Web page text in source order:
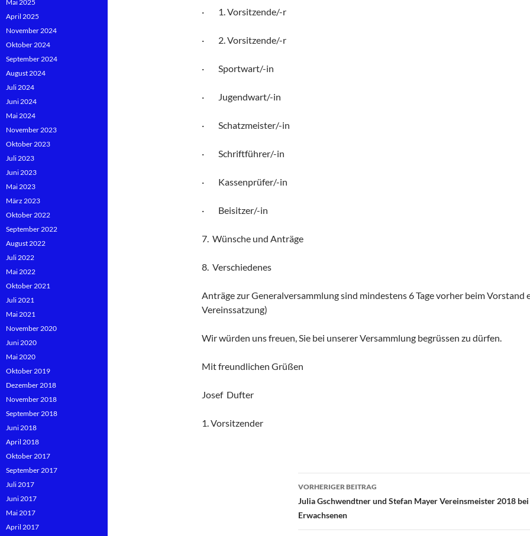
· 1. Vorsitzende/-r
· 2. Vorsitzende/-r
· Sportwart/-in
· Jugendwart/-in
· Schatzmeister/-in
· Schriftführer/-in
· Kassenprüfer/-in
· Beisitzer/-in
7. Wünsche und Anträge
8. Verschiedenes
Anträge zur Generalversammlung sind mindestens 6 Tage vorher beim Vorstand
Vereinssatzung)
Wir würden uns freuen, Sie bei unserer Versammlung begrüssen zu dürfen.
Mit freundlichen Grüßen
Josef Dufter
1. Vorsitzender
Beitragsnavigation
VORHERIGER BEITRAG
Julia Gschwendtner und Stefan Mayer Vereinsmeister 2018
Erwachsenen
Mai 2025
April 2025
November 2024
Oktober 2024
September 2024
August 2024
Juli 2024
Juni 2024
Mai 2024
November 2023
Oktober 2023
Juli 2023
Juni 2023
Mai 2023
März 2023
Oktober 2022
September 2022
August 2022
Juli 2022
Mai 2022
Oktober 2021
Juli 2021
Mai 2021
November 2020
Juni 2020
Mai 2020
Oktober 2019
Dezember 2018
November 2018
September 2018
Juni 2018
April 2018
Oktober 2017
September 2017
Juli 2017
Juni 2017
Mai 2017
April 2017